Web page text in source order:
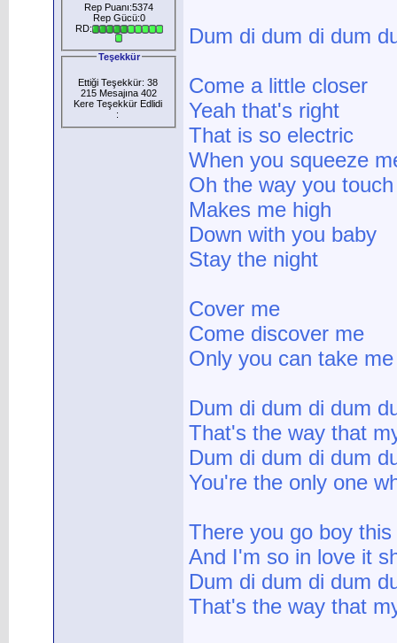
Rep Puanı:5374
Rep Gücü:0
RD:
Teşekkür
Ettiği Teşekkür: 38
215 Mesajına 402
Kere Teşekkür Edlidi
:
Dum di dum di dum
Come a little closer
Yeah that's right
That is so electric
When you squeeze
Oh the way you
Makes me high
Down with you baby
Stay the night
Cover me
Come discover me
Only you can take
Dum di dum di dum
That's the way that
Dum di dum di dum
You're the only one
There you go boy
And I'm so in love it
Dum di dum di dum
That's the way that